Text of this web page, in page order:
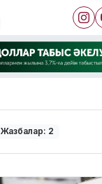
Жазбалар: 2